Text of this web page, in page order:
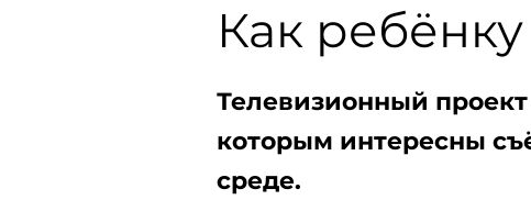
Как
Телевизионный
которым интересны
среде.